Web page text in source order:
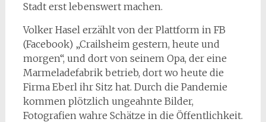
Stadt erst lebenswert machen.
Volker Hasel erzählt von der Plattform in FB
(Facebook) „Crailsheim gestern, heute und
morgen“, und dort von seinem Opa, der eine
Marmeladefabrik betrieb, dort wo heute die
Firma Eberl ihr Sitz hat. Durch die Pandemie
kommen plötzlich ungeahnte Bilder,
Fotografien wahre Schätze in die Öffentlichkeit.